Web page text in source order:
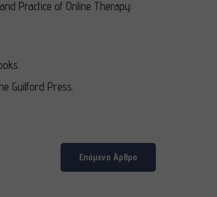
Practice of Online Therapy:
Guilford Press.
Επόμενο Άρθρο